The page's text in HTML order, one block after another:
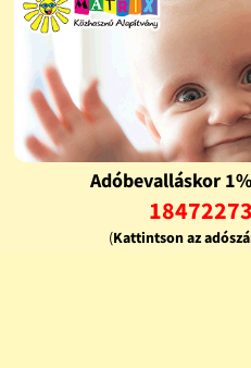
Adóbevalláskor
(Kattintson az